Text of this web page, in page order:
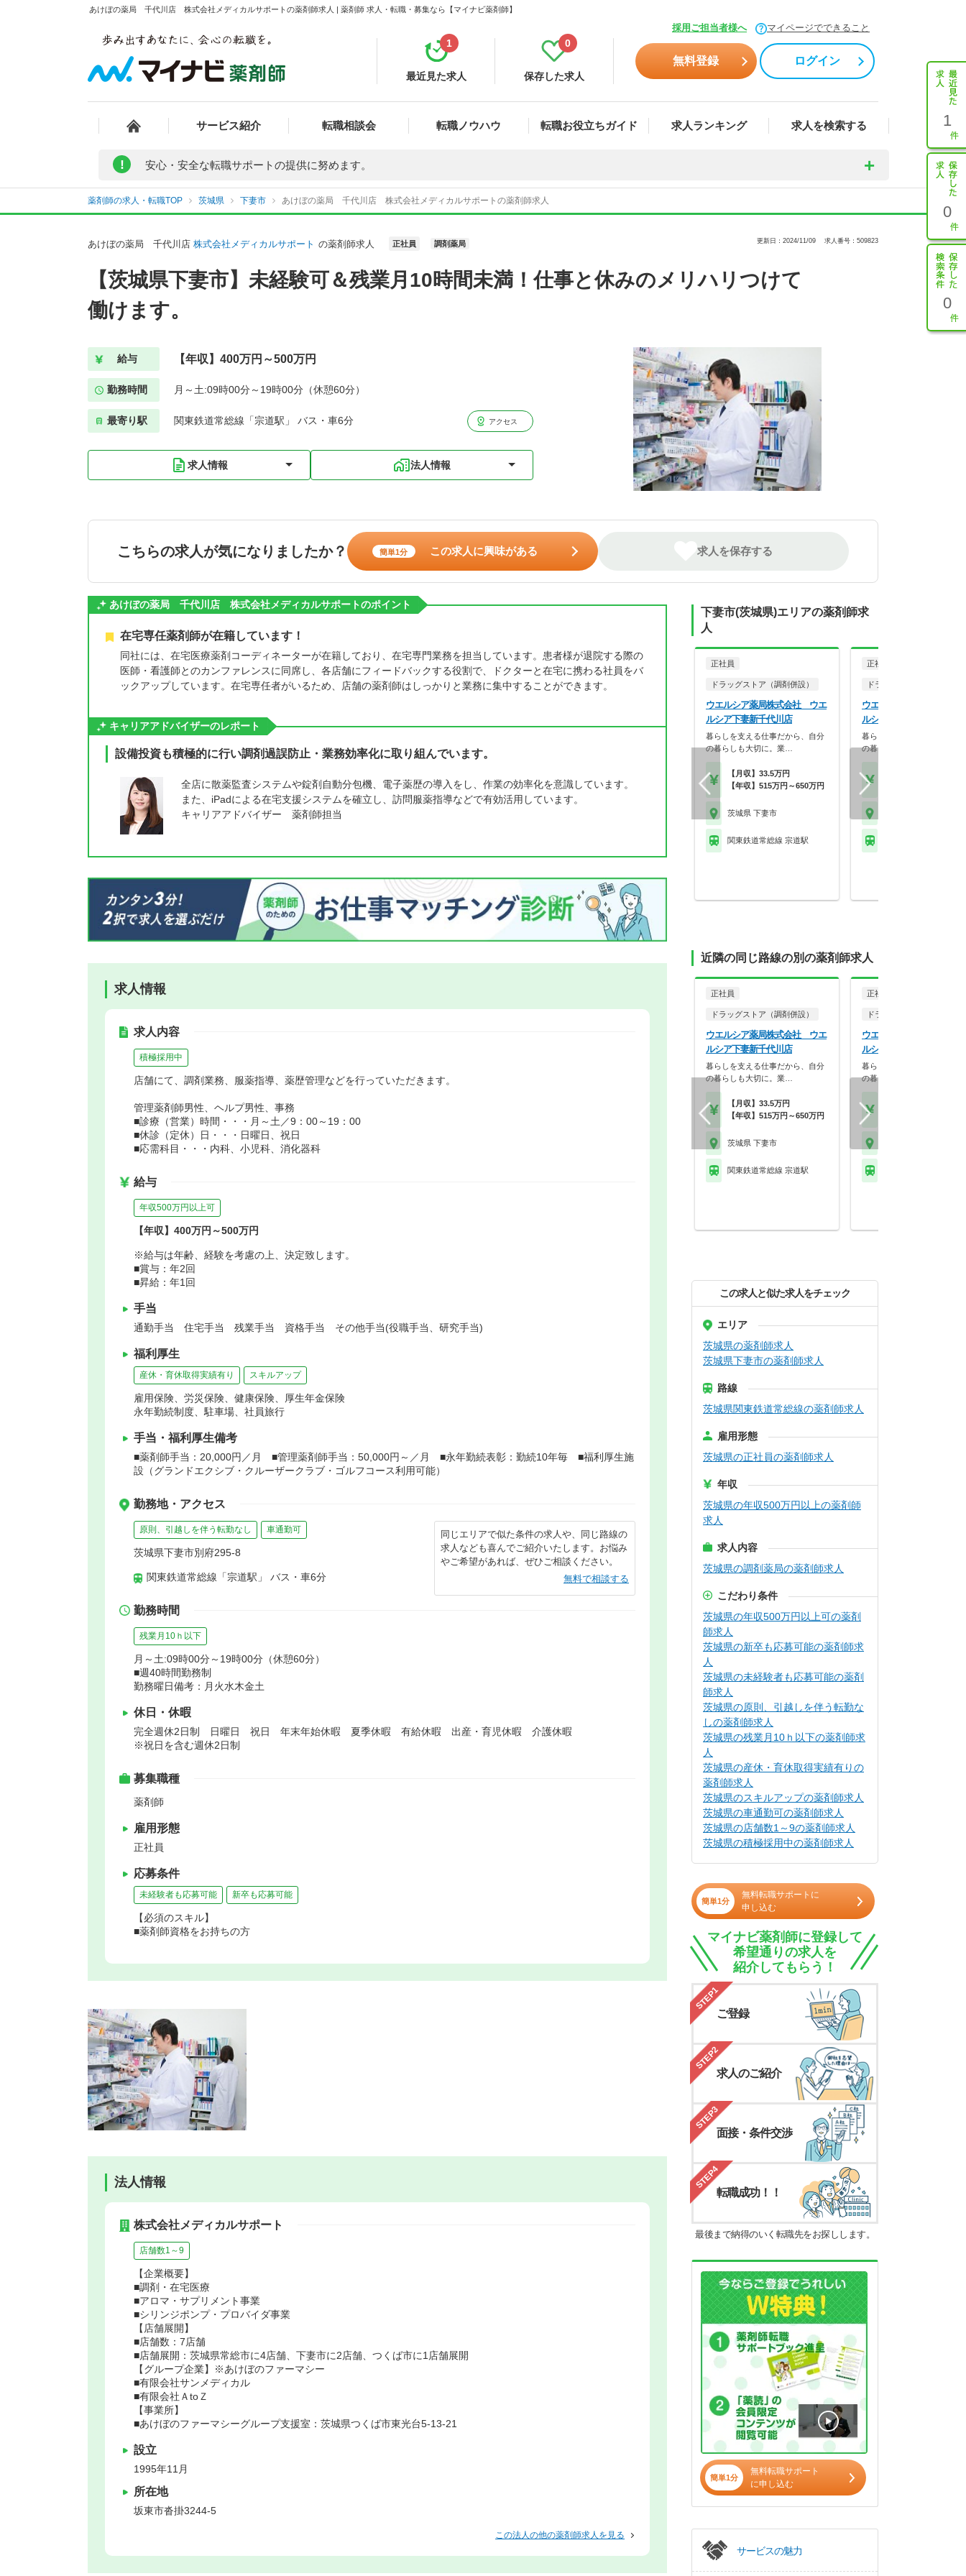
あけぼの薬局 千代川店 株式会社メディカルサポートの薬剤師求人 | 薬剤師 求人・転職・募集なら【マイナビ薬剤師】
採用ご担当者様へ マイページでできること
最近見た求人
1
保存した求人
0
無料登録 ログイン
サービス紹介 転職相談会 転職ノウハウ 転職お役立ちガイド 求人ランキング 求人を検索する 1
0
0
! 安心・安全な転職サポートの提供に努めます。
薬剤師の求人・転職TOP 茨城県 下妻市 あけぼの薬局 千代川店 株式会社メディカルサポートの薬剤師求人
あけぼの薬局 千代川店 株式会社メディカルサポート の薬剤師求人 正社員 調剤薬局 更新日：2024/11/09 求人番号：509823
【茨城県下妻市】未経験可＆残業月10時間未満！仕事と休みのメリハリつけて
働けます。
給与 【年収】400万円～500万円
勤務時間 月～土:09時00分～19時00分（休憩60分）
最寄り駅 関東鉄道常総線「宗道駅」 バス・車6分 アクセス
求人情報 法人情報
こちらの求人が気になりましたか？ 簡単1分 この求人に興味がある 求人を保存する
あけぼの薬局 千代川店 株式会社メディカルサポートのポイント
在宅専任薬剤師が在籍しています！
同社には、在宅医療薬剤コーディネーターが在籍しており、在宅専門業務を担当しています。患者様が退院する際の
医師・看護師とのカンファレンスに同席し、各店舗にフィードバックする役割で、ドクターと在宅に携わる社員をバ
ックアップしています。在宅専任者がいるため、店舗の薬剤師はしっかりと業務に集中することができます。
キャリアアドバイザーのレポート
設備投資も積極的に行い調剤過誤防止・業務効率化に取り組んでいます。
全店に散薬監査システムや錠剤自動分包機、電子薬歴の導入をし、作業の効率化を意識しています。
また、iPadによる在宅支援システムを確立し、訪問服薬指導などで有効活用しています。
キャリアアドバイザー 薬剤師担当
求人情報
求人内容
積極採用中
店舗にて、調剤業務、服薬指導、薬歴管理などを行っていただきます。
管理薬剤師男性、ヘルプ男性、事務
■診療（営業）時間・・・月～土／9：00～19：00
■休診（定休）日・・・日曜日、祝日
■応需科目・・・内科、小児科、消化器科
給与
年収500万円以上可
【年収】400万円～500万円
※給与は年齢、経験を考慮の上、決定致します。
■賞与：年2回
■昇給：年1回
手当
通勤手当 住宅手当 残業手当 資格手当 その他手当(役職手当、研究手当)
福利厚生
産休・育休取得実績有り スキルアップ
雇用保険、労災保険、健康保険、厚生年金保険
永年勤続制度、駐車場、社員旅行
手当・福利厚生備考
■薬剤師手当：20,000円／月 ■管理薬剤師手当：50,000円～／月 ■永年勤続表彰：勤続10年毎 ■福利厚生施
設（グランドエクシブ・クルーザークラブ・ゴルフコース利用可能）
勤務地・アクセス
原則、引越しを伴う転勤なし 車通勤可
茨城県下妻市別府295-8
関東鉄道常総線「宗道駅」 バス・車6分
同じエリアで似た条件の求人や、同じ路線の
求人なども喜んでご紹介いたします。お悩み
やご希望があれば、ぜひご相談ください。
無料で相談する
勤務時間
残業月10ｈ以下
月～土:09時00分～19時00分（休憩60分）
■週40時間勤務制
勤務曜日備考：月火水木金土
休日・休暇
完全週休2日制 日曜日 祝日 年末年始休暇 夏季休暇 有給休暇 出産・育児休暇 介護休暇
※祝日を含む週休2日制
募集職種
薬剤師
雇用形態
正社員
応募条件
未経験者も応募可能 新卒も応募可能
【必須のスキル】
■薬剤師資格をお持ちの方
法人情報
株式会社メディカルサポート
店舗数1～9
【企業概要】
■調剤・在宅医療
■アロマ・サプリメント事業
■シリンジポンプ・プロバイダ事業
【店舗展開】
■店舗数：7店舗
■店舗展開：茨城県常総市に4店舗、下妻市に2店舗、つくば市に1店舗展開
【グループ企業】※あけぼのファーマシー
■有限会社サンメディカル
■有限会社ＡtoＺ
【事業所】
■あけぼのファーマシーグループ支援室：茨城県つくば市東光台5-13-21
設立
1995年11月
所在地
坂東市沓掛3244-5
この法人の他の薬剤師求人を見る
下妻市(茨城県)エリアの薬剤師求
人
正社員
ドラッグストア（調剤併設）
ウエルシア薬局株式会社 ウエ
ルシア下妻新千代川店
暮らしを支える仕事だから、自分
の暮らしも大切に。業…
【月収】33.5万円
【年収】515万円～650万円
茨城県 下妻市
関東鉄道常総線 宗道駅
正社員
ドラッグストア（調剤併設
ウエルシア薬局株式会社
ルシア下妻古沢店
暮らしを支える仕事だから、
の暮らしも大切に。業…
近隣の同じ路線の別の薬剤師求人
正社員
ドラッグストア（調剤併設）
ウエルシア薬局株式会社 ウエ
ルシア下妻新千代川店
暮らしを支える仕事だから、自分
の暮らしも大切に。業…
【月収】33.5万円
【年収】515万円～650万円
茨城県 下妻市
関東鉄道常総線 宗道駅
正社員
ドラッグストア（調剤併設
ウエルシア薬局株式会社
ルシア下妻古沢店
暮らしを支える仕事だから、
の暮らしも大切に。業…
この求人と似た求人をチェック
エリア
茨城県の薬剤師求人
茨城県下妻市の薬剤師求人
路線
茨城県関東鉄道常総線の薬剤師求人
雇用形態
茨城県の正社員の薬剤師求人
年収
茨城県の年収500万円以上の薬剤師
求人
求人内容
茨城県の調剤薬局の薬剤師求人
こだわり条件
茨城県の年収500万円以上可の薬剤
師求人
茨城県の新卒も応募可能の薬剤師求
人
茨城県の未経験者も応募可能の薬剤
師求人
茨城県の原則、引越しを伴う転勤な
しの薬剤師求人
茨城県の残業月10ｈ以下の薬剤師求
人
茨城県の産休・育休取得実績有りの
薬剤師求人
茨城県のスキルアップの薬剤師求人
茨城県の車通勤可の薬剤師求人
茨城県の店舗数1～9の薬剤師求人
茨城県の積極採用中の薬剤師求人
簡単1分
無料転職サポートに
申し込む
マイナビ薬剤師に登録して
希望通りの求人を
紹介してもらう！
STEP1
ご登録
STEP2
求人のご紹介
STEP3
面接・条件交渉
STEP4
転職成功！！
最後まで納得のいく転職先をお探しします。
簡単1分
無料転職サポート
に申し込む
サービスの魅力